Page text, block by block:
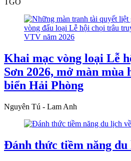
TGO
Khai mạc vòng loại Lễ
Sơn 2026, mở màn mùa
biển Hải Phòng
Nguyên Tú - Lam Anh
Đánh thức tiềm năng du